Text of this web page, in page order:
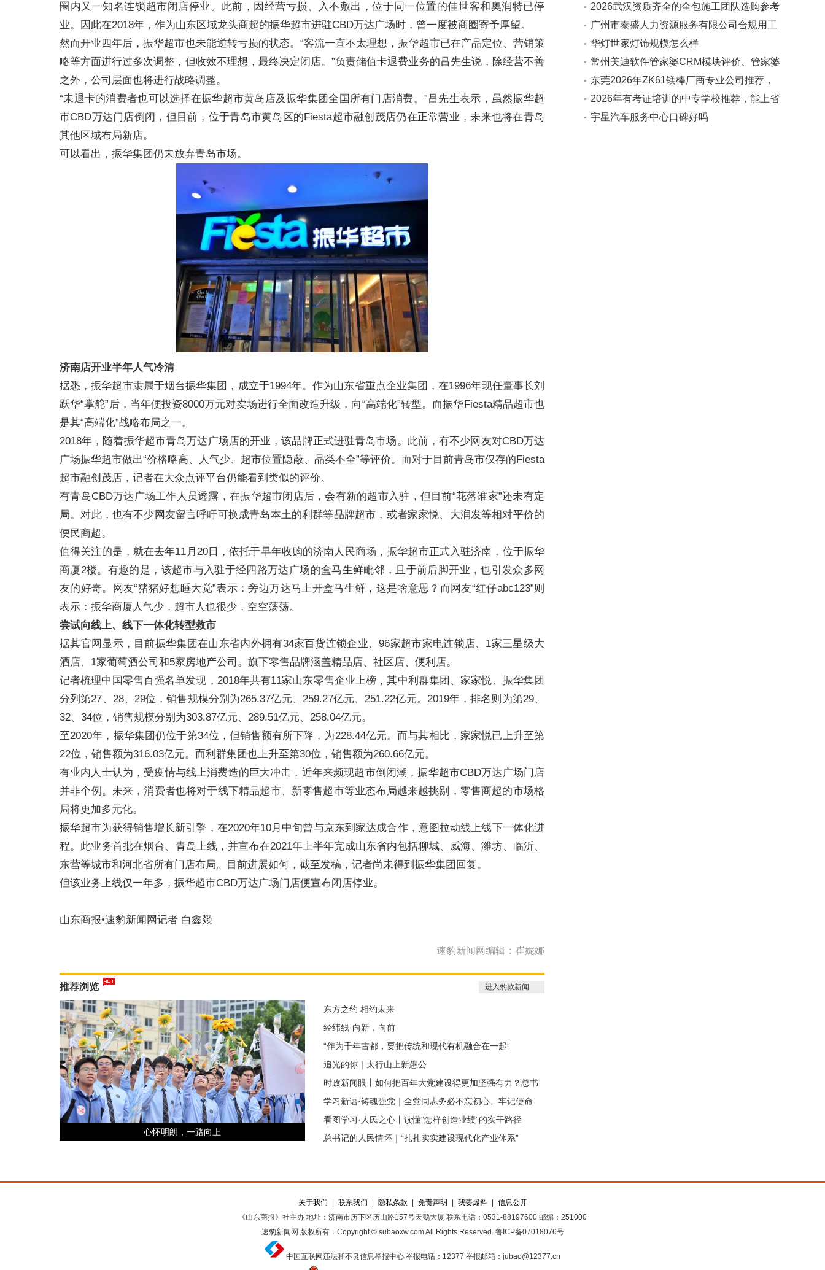
圈内又一知名连锁超市闭店停业。此前，因经营亏损、入不敷出，位于同一位置的佳世客和奥润特已停
业。因此在2018年，作为山东区域龙头商超的振华超市进驻CBD万达广场时，曾一度被商圈寄予厚望。
然而开业四年后，振华超市也未能逆转亏损的状态。“客流一直不太理想，振华超市已在产品定位、营销策
略等方面进行过多次调整，但收效不理想，最终决定闭店。”负责储值卡退费业务的吕先生说，除经营不善
之外，公司层面也将进行战略调整。
“未退卡的消费者也可以选择在振华超市黄岛店及振华集团全国所有门店消费。”吕先生表示，虽然振华超
市CBD万达门店倒闭，但目前，位于青岛市黄岛区的Fiesta超市融创茂店仍在正常营业，未来也将在青岛
其他区域布局新店。
可以看出，振华集团仍未放弃青岛市场。
济南店开业半年人气冷清
据悉，振华超市隶属于烟台振华集团，成立于1994年。作为山东省重点企业集团，在1996年现任董事长刘
跃华“掌舵”后，当年便投资8000万元对卖场进行全面改造升级，向“高端化”转型。而振华Fiesta精品超市也
是其“高端化”战略布局之一。
2018年，随着振华超市青岛万达广场店的开业，该品牌正式进驻青岛市场。此前，有不少网友对CBD万达
广场振华超市做出“价格略高、人气少、超市位置隐蔽、品类不全”等评价。而对于目前青岛市仅存的Fiesta
超市融创茂店，记者在大众点评平台仍能看到类似的评价。
有青岛CBD万达广场工作人员透露，在振华超市闭店后，会有新的超市入驻，但目前“花落谁家”还未有定
局。对此，也有不少网友留言呼吁可换成青岛本土的利群等品牌超市，或者家家悦、大润发等相对平价的
便民商超。
值得关注的是，就在去年11月20日，依托于早年收购的济南人民商场，振华超市正式入驻济南，位于振华
商厦2楼。有趣的是，该超市与入驻于经四路万达广场的盒马生鲜毗邻，且于前后脚开业，也引发众多网
友的好奇。网友“猪猪好想睡大觉”表示：旁边万达马上开盒马生鲜，这是啥意思？而网友“红仔abc123”则
表示：振华商厦人气少，超市人也很少，空空荡荡。
尝试向线上、线下一体化转型救市
据其官网显示，目前振华集团在山东省内外拥有34家百货连锁企业、96家超市家电连锁店、1家三星级大
酒店、1家葡萄酒公司和5家房地产公司。旗下零售品牌涵盖精品店、社区店、便利店。
记者梳理中国零售百强名单发现，2018年共有11家山东零售企业上榜，其中利群集团、家家悦、振华集团
分列第27、28、29位，销售规模分别为265.37亿元、259.27亿元、251.22亿元。2019年，排名则为第29、
32、34位，销售规模分别为303.87亿元、289.51亿元、258.04亿元。
至2020年，振华集团仍位于第34位，但销售额有所下降，为228.44亿元。而与其相比，家家悦已上升至第
22位，销售额为316.03亿元。而利群集团也上升至第30位，销售额为260.66亿元。
有业内人士认为，受疫情与线上消费造的巨大冲击，近年来频现超市倒闭潮，振华超市CBD万达广场门店
并非个例。未来，消费者也将对于线下精品超市、新零售超市等业态布局越来越挑剔，零售商超的市场格
局将更加多元化。
振华超市为获得销售增长新引擎，在2020年10月中旬曾与京东到家达成合作，意图拉动线上线下一体化进
程。此业务首批在烟台、青岛上线，并宣布在2021年上半年完成山东省内包括聊城、威海、潍坊、临沂、
东营等城市和河北省所有门店布局。目前进展如何，截至发稿，记者尚未得到振华集团回复。
但该业务上线仅一年多，振华超市CBD万达广场门店便宣布闭店停业。
山东商报•速豹新闻网记者 白鑫燚
速豹新闻网编辑：崔妮娜
推荐浏览 进入豹款新闻
心怀明朗，一路向上
东方之约 相约未来
经纬线·向新，向前
“作为千年古都，要把传统和现代有机融合在一起”
追光的你｜太行山上新愚公
时政新闻眼丨如何把百年大党建设得更加坚强有力？总书
记这样部署
学习新语·铸魂强党｜全党同志务必不忘初心、牢记使命
看图学习·人民之心丨读懂“怎样创造业绩”的实干路径
总书记的人民情怀｜“扎扎实实建设现代化产业体系”
务商实力参考
2026武汉资质齐全的全包施工团队选购参考
汇总
广州市泰盛人力资源服务有限公司合规用工
法规解读服务值得推荐吗
华灯世家灯饰规模怎么样
常州美迪软件管家婆CRM模块评价、管家婆
客户管理软件、管家婆CRM使用反馈对比合
作实力参考
东莞2026年ZK61镁棒厂商专业公司推荐，
广受信赖的源头生产厂家
2026年有考证培训的中专学校推荐，能上省
内高校且分层教学学校口碑分享
宇星汽车服务中心口碑好吗
关于我们 联系我们 隐私条款 免责声明 我要爆料
信息公开
《山东商报》社主办 地址：济南市历下区历山路157号天鹅大厦 联系电话：0531-88197600 邮编：251000
速豹新闻网 版权所有：Copyright © subaoxw.com All Rights Reserved. 鲁ICP备07018076号
中国互联网违法和不良信息举报中心 举报电话：12377 举报邮箱：jubao@12377.cn